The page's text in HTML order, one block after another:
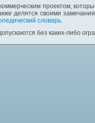
проектом,
делятся своими
словарь.
без каких-либо